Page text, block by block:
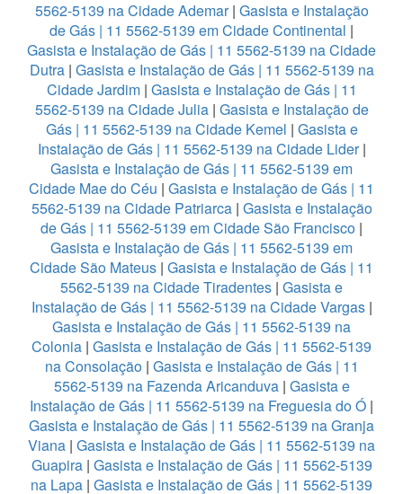
5562-5139 na Cidade Ademar| Gasista e Instalação
de Gás | 11 5562-5139 em Cidade Continental |
Gasista e Instalação de Gás | 11 5562-5139 na Cidade
Dutra | Gasista e Instalação de Gás | 11 5562-5139 na
Cidade Jardim| Gasista e Instalação de Gás | 11
5562-5139 na Cidade Julia | Gasista e Instalação de
Gás | 11 5562-5139 na Cidade Kemel | Gasista e
Instalação de Gás | 11 5562-5139 na Cidade Lider|
Gasista e Instalação de Gás | 11 5562-5139 em
Cidade Mae do Céu | Gasista e Instalação de Gás | 11
5562-5139 na Cidade Patriarca| Gasista e Instalação
de Gás | 11 5562-5139 em Cidade São Francisco |
Gasista e Instalação de Gás | 11 5562-5139 em
Cidade São Mateus | Gasista e Instalação de Gás | 11
5562-5139 na Cidade Tiradentes | Gasista e
Instalação de Gás | 11 5562-5139 na Cidade Vargas |
Gasista e Instalação de Gás | 11 5562-5139 na
Colonia | Gasista e Instalação de Gás | 11 5562-5139
na Consolação | Gasista e Instalação de Gás | 11
5562-5139 na Fazenda Aricanduva| Gasista e
Instalação de Gás | 11 5562-5139 na Freguesia do Ó |
Gasista e Instalação de Gás | 11 5562-5139 na Granja
Viana | Gasista e Instalação de Gás | 11 5562-5139 na
Guapira| Gasista e Instalação de Gás | 11 5562-5139
na Lapa | Gasista e Instalação de Gás | 11 5562-5139